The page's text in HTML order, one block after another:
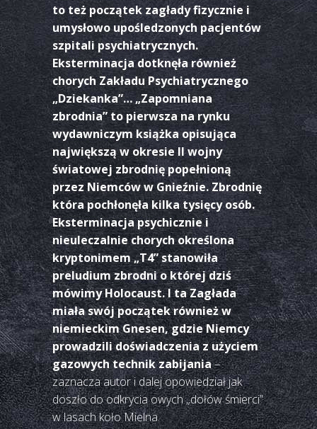
to też początek zagłady fizycznie i
umysłowo upośledzonych pacjentów
szpitali psychiatrycznych.
Eksterminacja dotknęła również
chorych Zakładu Psychiatrycznego
„Dziekanka”… „Zapomniana
zbrodnia” to pierwsza na rynku
wydawniczym książka opisująca
największą w okresie II wojny
światowej zbrodnię popełnioną
przez Niemców w Gnieźnie. Zbrodnię
która pochłonęła kilka tysięcy osób.
Eksterminacja psychicznie i
nieuleczalnie chorych określona
kryptonimem „T4” stanowiła
preludium zbrodni o której dziś
mówimy Holocaust. I ta Zagłada
miała swój początek również w
niemieckim Gnesen, gdzie Niemcy
prowadzili doświadczenia z użyciem
gazowych technik zabijania–
zaznacza autor i dalej opowiedział jak
doszło do odkrycia owych „dołów śmierci”
w lasach koło Mielna.